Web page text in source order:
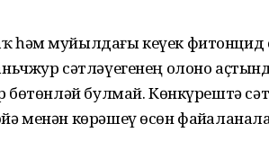
һәм муйылдағы кеүек фитонцид
сәтләүегенең олоно
бөтөнләй булмай. Көнкүрештә
менән көрәшеү өсөн